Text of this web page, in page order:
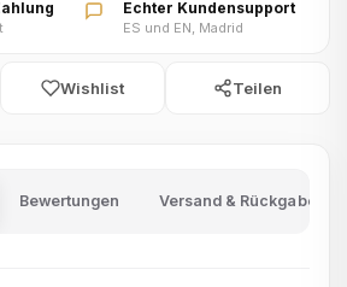
Echter Kundensupport
ES und EN, Madrid
Wishlist Teilen
Bewertungen Versand & Rückgabe